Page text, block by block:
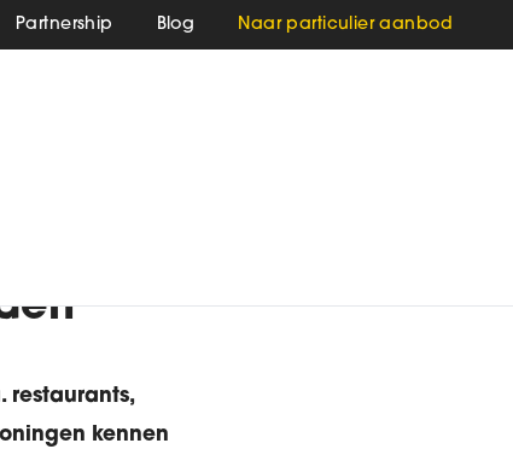
Partnership Blog Naar particulier aanbod
restaurants,
kennen